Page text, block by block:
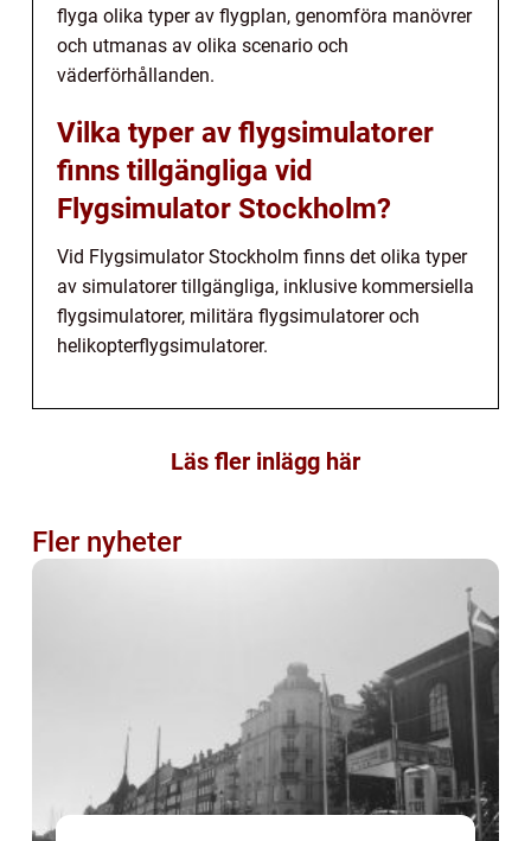
flyga olika typer av flygplan, genomföra manövrer
och utmanas av olika scenario och
väderförhållanden.
Vilka typer av flygsimulatorer
finns tillgängliga vid
Flygsimulator Stockholm?
Vid Flygsimulator Stockholm finns det olika typer
av simulatorer tillgängliga, inklusive kommersiella
flygsimulatorer, militära flygsimulatorer och
helikopterflygsimulatorer.
Läs fler inlägg här
Fler nyheter